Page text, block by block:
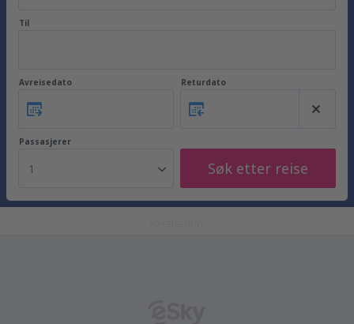
Til
Avreisedato Returdato
Passasjerer
1 Søk etter reise